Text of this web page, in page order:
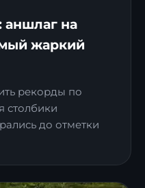
аншлаг на
жаркий
рекорды по
столбики
до отметки